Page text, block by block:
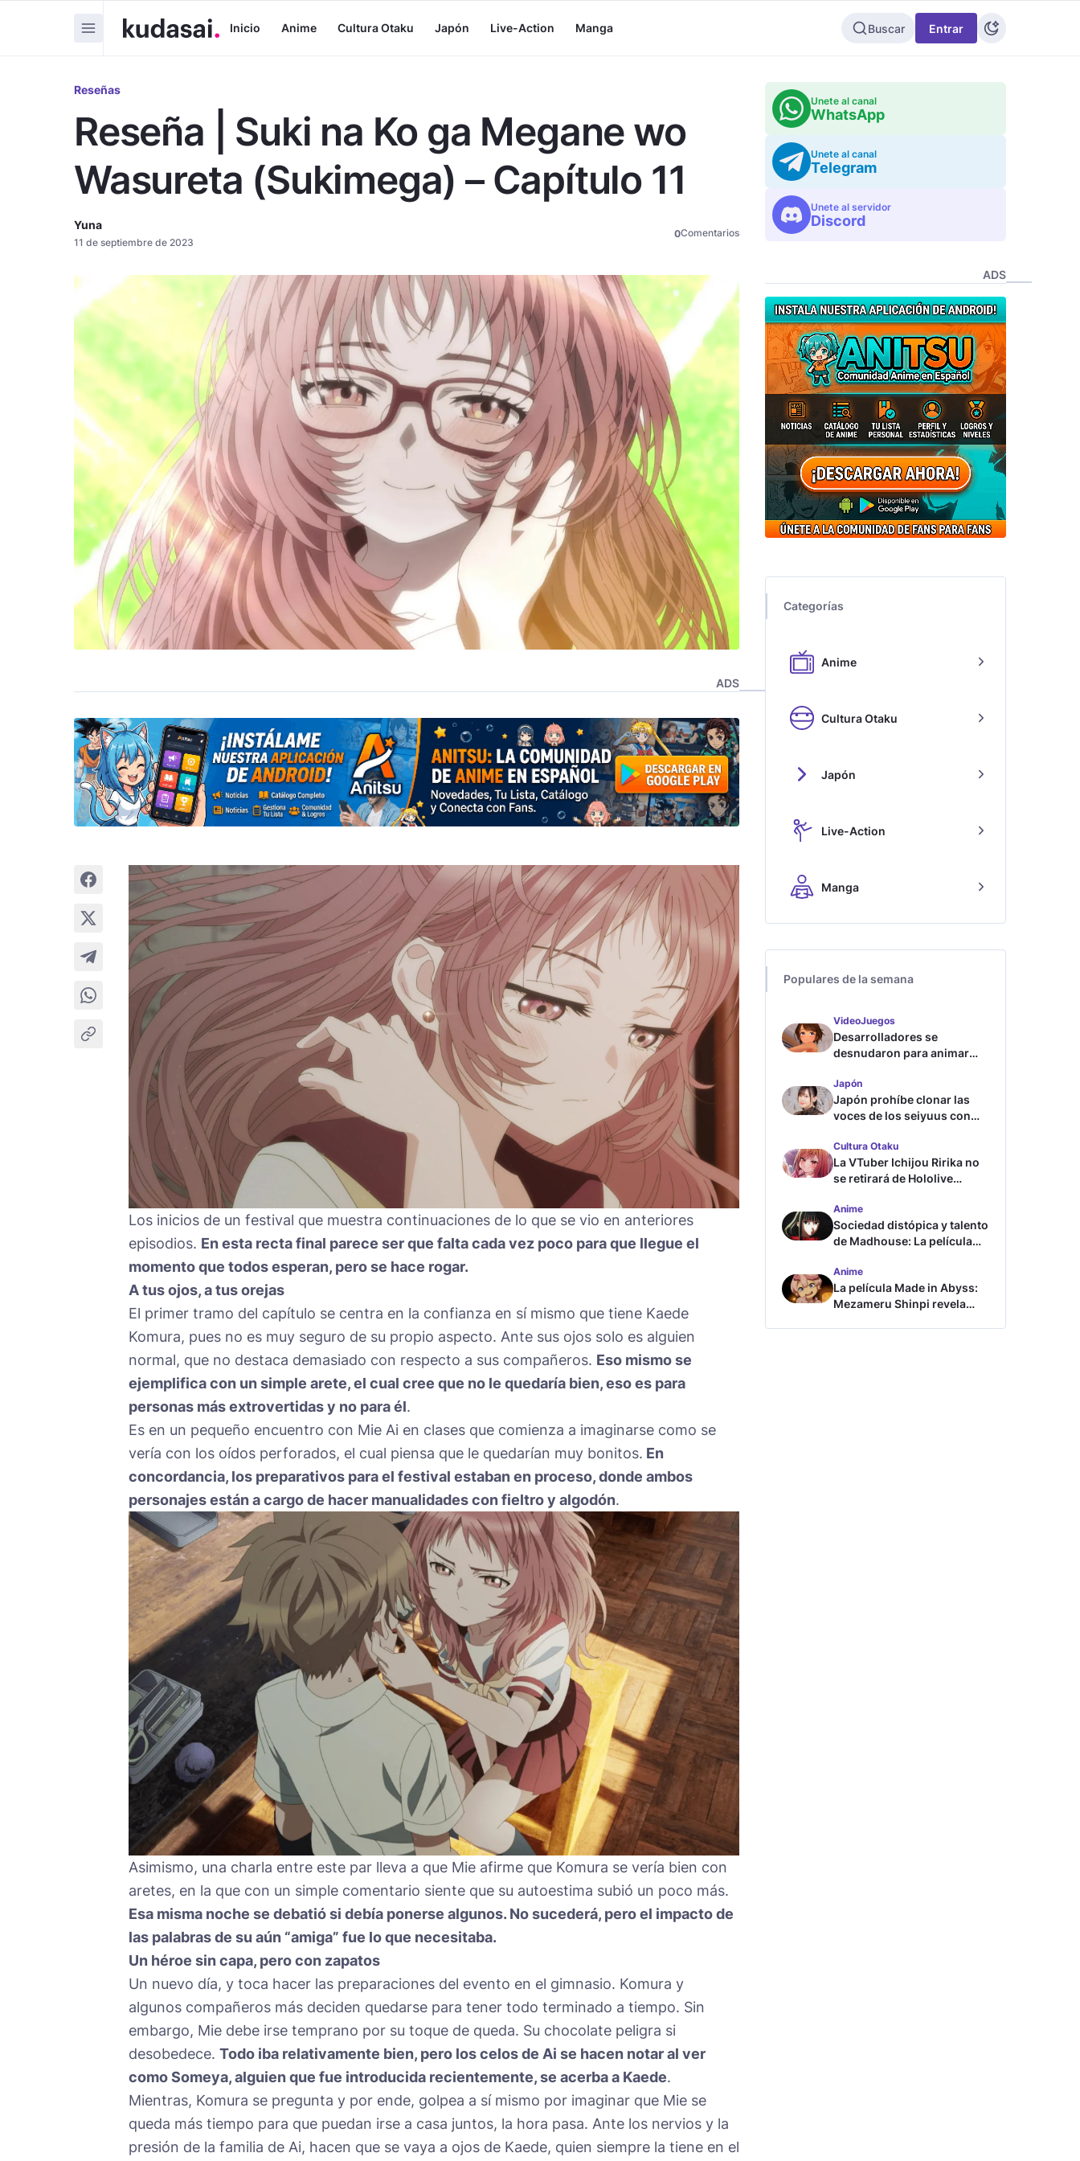
Inicio Anime Cultura Otaku Japón Live-Action Manga Buscar Entrar
Reseñas
Reseña | Suki na Ko ga Megane wo
Wasureta (Sukimega) – Capítulo 11
Yuna
11 de septiembre de 2023
0Comentarios
ADS
Los inicios de un festival que muestra continuaciones de lo que se vio en anteriores
episodios. En esta recta final parece ser que falta cada vez poco para que llegue el
momento que todos esperan, pero se hace rogar.
A tus ojos, a tus orejas
El primer tramo del capítulo se centra en la confianza en sí mismo que tiene Kaede
Komura, pues no es muy seguro de su propio aspecto. Ante sus ojos solo es alguien
normal, que no destaca demasiado con respecto a sus compañeros. Eso mismo se
ejemplifica con un simple arete, el cual cree que no le quedaría bien, eso es para
personas más extrovertidas y no para él.
Es en un pequeño encuentro con Mie Ai en clases que comienza a imaginarse como se
vería con los oídos perforados, el cual piensa que le quedarían muy bonitos. En
concordancia, los preparativos para el festival estaban en proceso, donde ambos
personajes están a cargo de hacer manualidades con fieltro y algodón.
Asimismo, una charla entre este par lleva a que Mie afirme que Komura se vería bien con
aretes, en la que con un simple comentario siente que su autoestima subió un poco más.
Esa misma noche se debatió si debía ponerse algunos. No sucederá, pero el impacto de
las palabras de su aún “amiga” fue lo que necesitaba.
Un héroe sin capa, pero con zapatos
Un nuevo día, y toca hacer las preparaciones del evento en el gimnasio. Komura y
algunos compañeros más deciden quedarse para tener todo terminado a tiempo. Sin
embargo, Mie debe irse temprano por su toque de queda. Su chocolate peligra si
desobedece. Todo iba relativamente bien, pero los celos de Ai se hacen notar al ver
como Someya, alguien que fue introducida recientemente, se acerba a Kaede.
Mientras, Komura se pregunta y por ende, golpea a sí mismo por imaginar que Mie se
queda más tiempo para que puedan irse a casa juntos, la hora pasa. Ante los nervios y la
presión de la familia de Ai, hacen que se vaya a ojos de Kaede, quien siempre la tiene en el
Unete al canal
WhatsApp
Unete al canal
Telegram
Unete al servidor
Discord
ADS
Categorías
Anime
Cultura Otaku
Japón
Live-Action
Manga
Populares de la semana
VideoJuegos
Desarrolladores se
desnudaron para animar
Japón
Japón prohíbe clonar las
voces de los seiyuus con
Cultura Otaku
La VTuber Ichijou Ririka no
se retirará de Hololive
Anime
Sociedad distópica y talento
de Madhouse: La película
tráiler
Anime
La película Made in Abyss:
Mezameru Shinpi revela